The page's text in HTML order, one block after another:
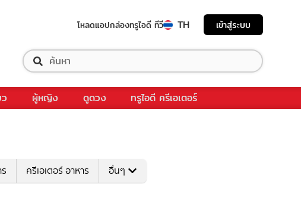
โหลดแอปกล่องทรูไอดี ทีวี TH เข้าสู่ระบบ
ผู้หญิง ดูดวง ทรูไอดี ครีเอเตอร์
ครีเอเตอร์ อาหาร อื่นๆ